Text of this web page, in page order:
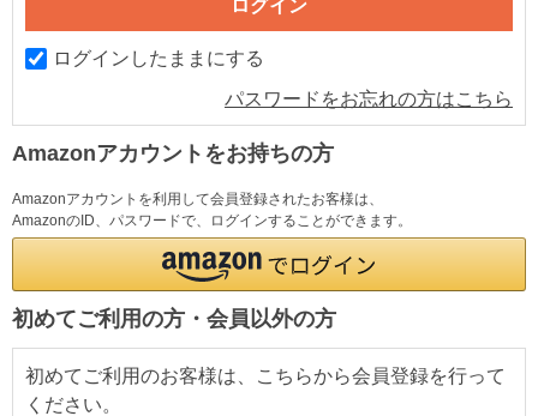
ログインしたままにする
パスワードをお忘れの方はこちら
Amazonアカウントをお持ちの方
Amazonアカウントを利用して会員登録されたお客様は、
AmazonのID、パスワードで、ログインすることができます。
初めてご利用の方・会員以外の方
初めてご利用のお客様は、こちらから会員登録を行って
ください。